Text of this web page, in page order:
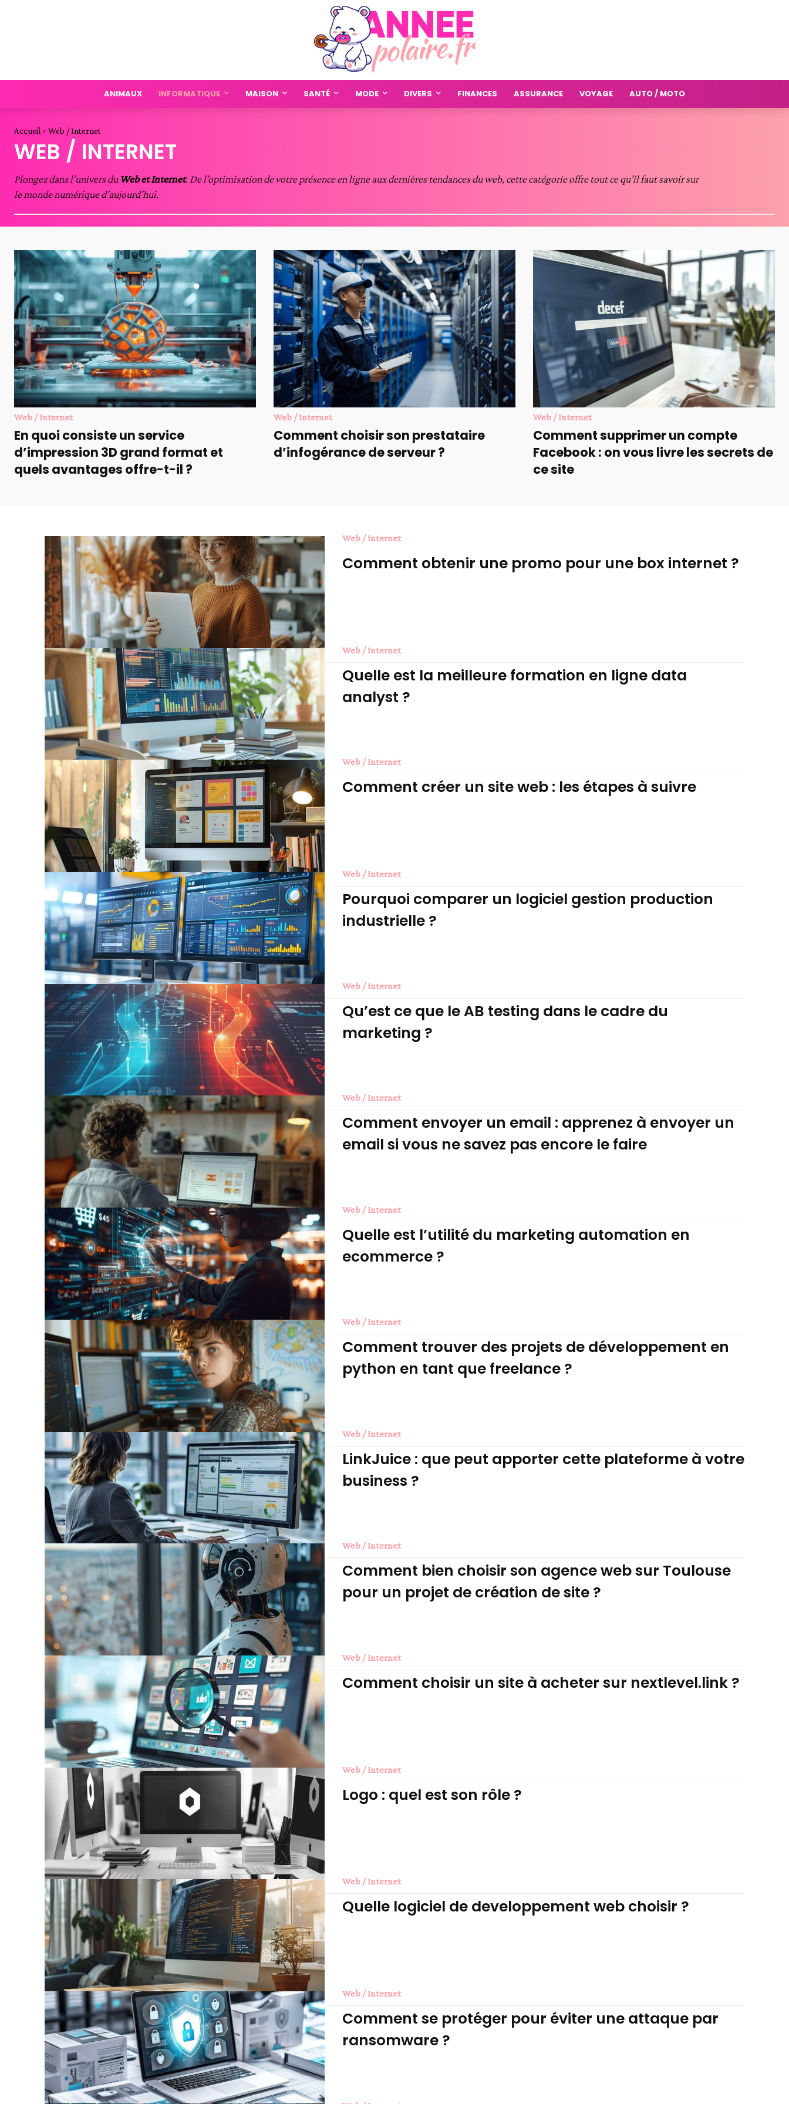
ANIMAUX INFORMATIQUE MAISON SANTÉ MODE DIVERS FINANCES ASSURANCE VOYAGE AUTO / MOTO
Accueil Web / Internet
WEB / INTERNET
Plongez dans l’univers du Web et Internet. De l’optimisation de votre présence en ligne aux dernières tendances du web, cette catégorie offre tout ce qu’il faut savoir sur
le monde numérique d’aujourd’hui.
Web / Internet
En quoi consiste un service
d’impression 3D grand format et
quels avantages offre-t-il ?
Web / Internet
Comment choisir son prestataire
d’infogérance de serveur ?
Web / Internet
Comment supprimer un compte
Facebook : on vous livre les secrets de
ce site
Web / Internet
Comment obtenir une promo pour une box internet ?
Web / Internet
Quelle est la meilleure formation en ligne data
analyst ?
Web / Internet
Comment créer un site web : les étapes à suivre
Web / Internet
Pourquoi comparer un logiciel gestion production
industrielle ?
Web / Internet
Qu’est ce que le AB testing dans le cadre du
marketing ?
Web / Internet
Comment envoyer un email : apprenez à envoyer un
email si vous ne savez pas encore le faire
Web / Internet
Quelle est l’utilité du marketing automation en
ecommerce ?
Web / Internet
Comment trouver des projets de développement en
python en tant que freelance ?
Web / Internet
LinkJuice : que peut apporter cette plateforme à votre
business ?
Web / Internet
Comment bien choisir son agence web sur Toulouse
pour un projet de création de site ?
Web / Internet
Comment choisir un site à acheter sur nextlevel.link ?
Web / Internet
Logo : quel est son rôle ?
Web / Internet
Quelle logiciel de developpement web choisir ?
Web / Internet
Comment se protéger pour éviter une attaque par
ransomware ?